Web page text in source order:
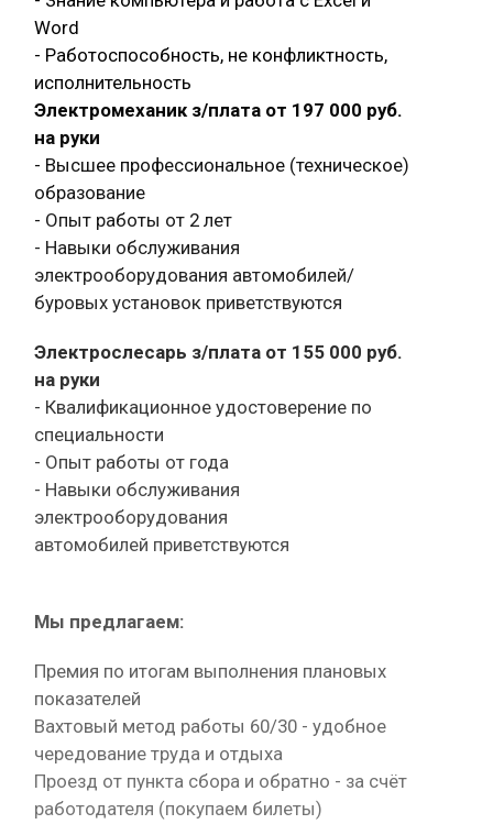
Word
- Работоспособность, не конфликтность,
исполнительность
Электромеханик з/плата от 197 000 руб.
на руки
- Высшее профессиональное (техническое)
образование
- Опыт работы от 2 лет
- Навыки обслуживания
электрооборудования автомобилей/
буровых установок приветствуются
Электрослесарь з/плата от 155 000 руб.
на руки
- Квалификационное удостоверение по
специальности
- Опыт работы от года
- Навыки обслуживания
электрооборудования
автомобилей приветствуются
Мы предлагаем:
Премия по итогам выполнения плановых
показателей
Вахтовый метод работы 60/30 - удобное
чередование труда и отдыха
Проезд от пункта сбора и обратно - за счёт
работодателя (покупаем билеты)